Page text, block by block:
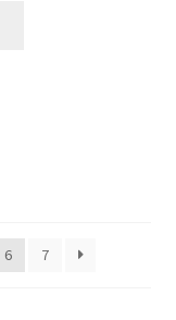
6 7